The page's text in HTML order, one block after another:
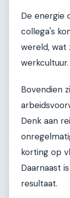
De energie
collega's
wereld, wat
werkcultuur.
Bovendien
Denk aan
korting op
Daarnaast
resultaat.